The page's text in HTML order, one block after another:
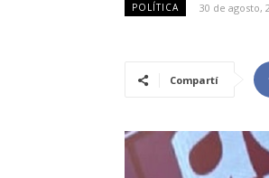
POLÍTICA 30 de agosto,
Compartí